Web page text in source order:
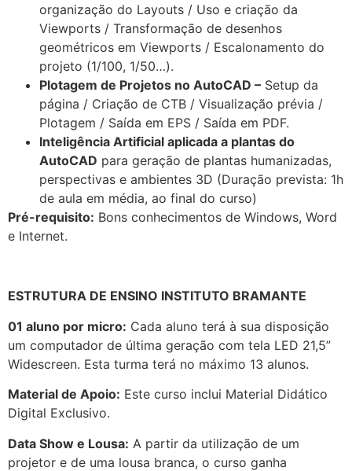
organização do Layouts / Uso e criação da
Viewports / Transformação de desenhos
geométricos em Viewports / Escalonamento do
projeto (1/100, 1/50…).
Plotagem de Projetos no AutoCAD – Setup da
página / Criação de CTB / Visualização prévia /
Plotagem / Saída em EPS / Saída em PDF.
Inteligência Artificial aplicada a plantas do
AutoCAD para geração de plantas humanizadas,
perspectivas e ambientes 3D (Duração prevista: 1h
de aula em média, ao final do curso)
Pré-requisito: Bons conhecimentos de Windows, Word
e Internet.
ESTRUTURA DE ENSINO INSTITUTO BRAMANTE
01 aluno por micro: Cada aluno terá à sua disposição
um computador de última geração com tela LED 21,5”
Widescreen. Esta turma terá no máximo 13 alunos.
Material de Apoio: Este curso inclui Material Didático
Digital Exclusivo.
Data Show e Lousa: A partir da utilização de um
projetor e de uma lousa branca, o curso ganha